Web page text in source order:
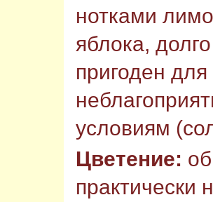
нотками
яблока,
пригоден для
условиям
Цветение:
практически